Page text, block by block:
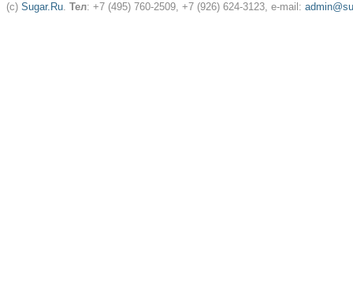
(c) Sugar.Ru. Тел: +7 (495) 760-2509, +7 (926) 624-3123, e-mail: